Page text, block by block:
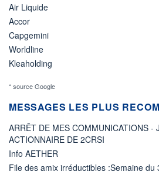
Air Liquide
Accor
Capgemini
Worldline
Kleaholding
* source Google
MESSAGES LES PLUS
ARRÊT DE MES COMMUNICATIONS -
ACTIONNAIRE DE 2CRSI
Info AETHER
File des amix irréductibles :Semaine du